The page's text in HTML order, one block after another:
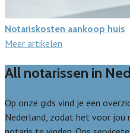
Notariskosten aankoop huis
Meer artikelen
All notarissen in
Op onze gids vind je een
Nederland, zodat het voor jou